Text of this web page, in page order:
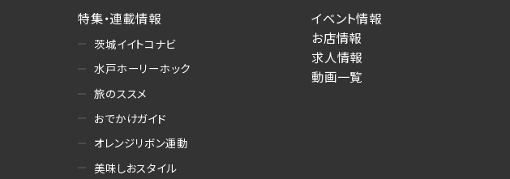
特集・連載情報
茨城イイトコナビ
水戸ホーリーホック
旅のススメ
おでかけガイド
オレンジリボン運動
美味しおスタイル
イベント情報
お店情報
求人情報
動画一覧